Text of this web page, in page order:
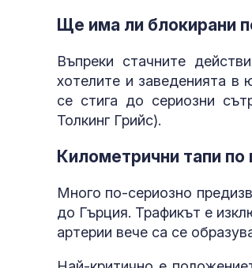
Ще има ли блокирани
Въпреки стачните
хотелите и заведенията
се стига до сериозни
Толкинг Грийс).
Километрични тапи по
Много по-сериозно
до Гърция. Трафикът е
артерии вече са се